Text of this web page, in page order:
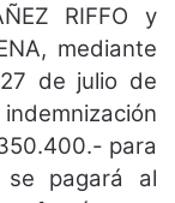
RIFFO y
mediante
de julio de
para
se pagará al